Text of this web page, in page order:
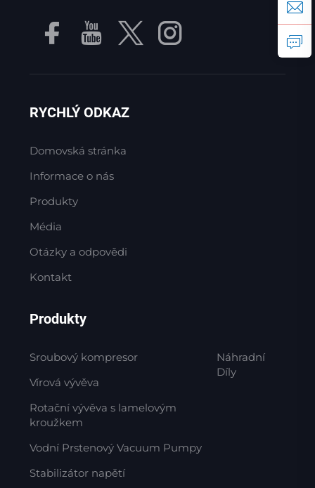
RYCHLÝ ODKAZ
Domovská stránka
Informace o nás
Produkty
Média
Otázky a odpovědi
Kontakt
Produkty
Sroubový kompresor
Vírová vývěva
Rotační vývěva s lamelovým
kroužkem
Vodní Prstenový Vacuum Pumpy
Stabilizátor napětí
Náhradní
Díly